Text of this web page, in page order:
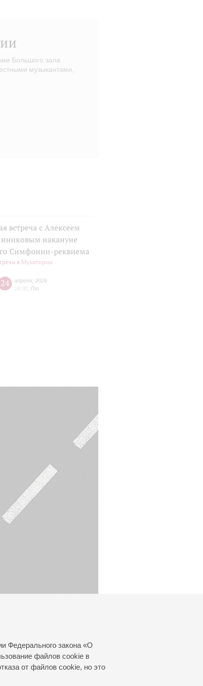
Федерального закона «О
файлов cookie в
от файлов cookie, но это
Большого зала
музыкантами,
встреча с Алексеем
накануне
Симфонии-реквиема
в Музитории
24 апреля 2026
18:30 Пт